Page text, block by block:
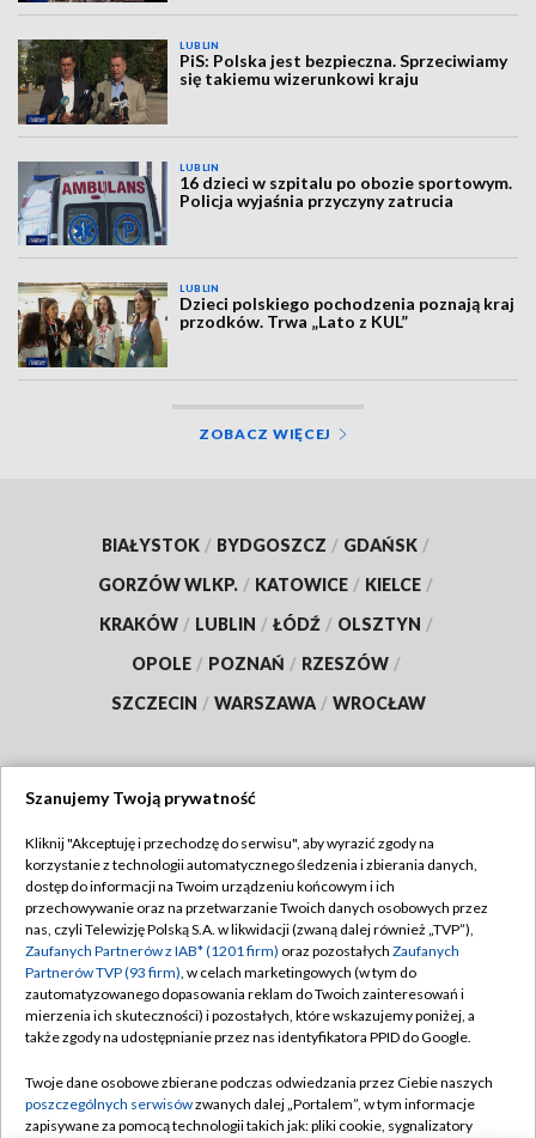
LUBLIN
PiS: Polska jest bezpieczna. Sprzeciwiamy
się takiemu wizerunkowi kraju
LUBLIN
16 dzieci w szpitalu po obozie sportowym.
Policja wyjaśnia przyczyny zatrucia
LUBLIN
Dzieci polskiego pochodzenia poznają kraj
przodków. Trwa „Lato z KUL”
ZOBACZ WIĘCEJ
BIAŁYSTOK / BYDGOSZCZ / GDAŃSK /
GORZÓW WLKP. / KATOWICE / KIELCE /
KRAKÓW / LUBLIN / ŁÓDŹ / OLSZTYN /
OPOLE / POZNAŃ / RZESZÓW /
SZCZECIN / WARSZAWA / WROCŁAW
TVP
Abonament TVP
Emisja w TVP
Centrum informacji TVP
Naziemna Telewizja Cyfrowa
Rada Programowa
Regulamin TVP
Polityka prywatności
Moje zgody
Pomoc
Kontakt
Szanujemy Twoją prywatność
Kliknij "Akceptuję i przechodzę do serwisu", aby wyrazić zgody na
korzystanie z technologii automatycznego śledzenia i zbierania danych,
dostęp do informacji na Twoim urządzeniu końcowym i ich
przechowywanie oraz na przetwarzanie Twoich danych osobowych przez
nas, czyli Telewizję Polską S.A. w likwidacji (zwaną dalej również „TVP”),
Zaufanych Partnerów z IAB* (1201 firm) oraz pozostałych Zaufanych
Partnerów TVP (93 firm), w celach marketingowych (w tym do
zautomatyzowanego dopasowania reklam do Twoich zainteresowań i
mierzenia ich skuteczności) i pozostałych, które wskazujemy poniżej, a
także zgody na udostępnianie przez nas identyfikatora PPID do Google.
Twoje dane osobowe zbierane podczas odwiedzania przez Ciebie naszych
poszczególnych serwisówzwanych dalej „Portalem”, w tym informacje
zapisywane za pomocą technologii takich jak: pliki cookie, sygnalizatory